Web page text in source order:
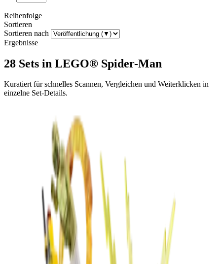
Reihenfolge
Sortieren
Sortieren nach
Ergebnisse
28 Sets in LEGO® Spider-Man
Kuratiert für schnelles Scannen, Vergleichen und Weiterklicken in
einzelne Set-Details.